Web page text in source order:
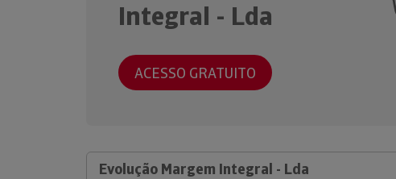
Integral - Lda
ACESSO GRATUITO
Evolução Margem Integral - Lda